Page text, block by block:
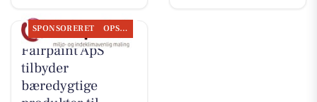
SPONSORERET OPSLAGSTAVLEN
Fairpaint ApS
tilbyder
bæredygtige